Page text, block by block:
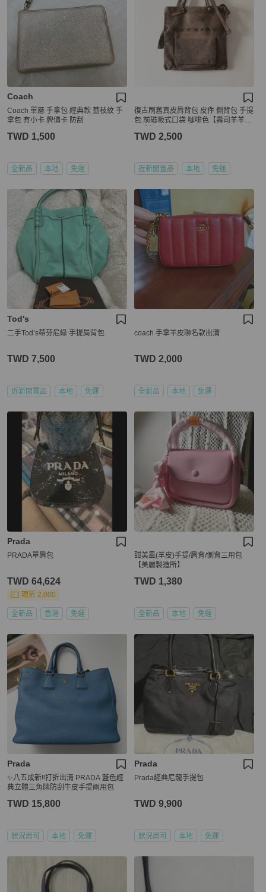
Coach
Coach 單層 手拿包 經典款 荔枝紋 手
拿包 有小卡 牌價卡 防刮
TWD 1,500
全新品 本地 免運
復古刷舊真皮肩背包 皮件 側背包 手提
包 前磁吸式口袋 咖啡色【壽司羊羊】
TWD 2,500
近新閒置品 本地 免運
Tod's
二手Tod’s蒂芬尼綠 手提肩背包
TWD 7,500
近新閒置品 本地 免運
coach 手拿羊皮聯名款出清
TWD 2,000
全新品 本地 免運
Prada
PRADA單肩包
TWD 64,624
現折 2,000
全新品 香港 免運
甜美風(羊皮)手提/肩背/側背三用包
【美麗製造所】
TWD 1,380
全新品 本地 免運
Prada
✨八五成新‼️打折出清 PRADA 藍色經
典立體三角牌防刮牛皮手提兩用包
TWD 15,800
狀況尚可 本地 免運
Prada
Prada經典尼龍手提包
TWD 9,900
狀況尚可 本地 免運